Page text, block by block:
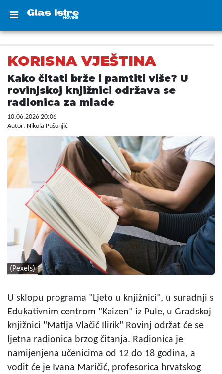
KORISNA VJEŠTINA
Kako čitati brže i pamtiti više? U
rovinjskoj knjižnici održava se
radionica za mlade
10.06.2026 20:06
Autor: Nikola Pušonjić
(Pexels)
U sklopu programa "Ljeto u knjižnici", u suradnji s
Edukativnim centrom "Kaizen" iz Pule, u Gradskoj
knjižnici "Matija Vlačić Ilirik" Rovinj održat će se
ljetna radionica brzog čitanja. Radionica je
namijenjena učenicima od 12 do 18 godina, a
vodit će je Ivana Maričić, profesorica hrvatskog